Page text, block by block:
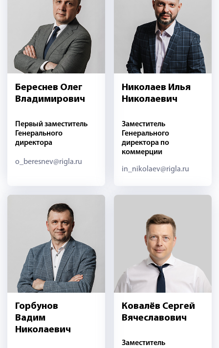
Береснев Олег
Владимирович
Первый заместитель
Генерального
директора
o_beresnev@rigla.ru
Николаев Илья
Николаевич
Заместитель
Генерального
директора по
коммерции
in_nikolaev@rigla.ru
Горбунов
Вадим
Николаевич
Ковалёв Сергей
Вячеславович
Заместитель